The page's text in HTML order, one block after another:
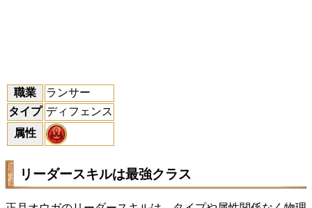
職業
ランサー
タイプ ディフェンス
属性
リーダースキルは最強クラス